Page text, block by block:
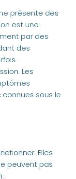
présente des
est une
par des
des
Les
sous le
Elles
peuvent pas